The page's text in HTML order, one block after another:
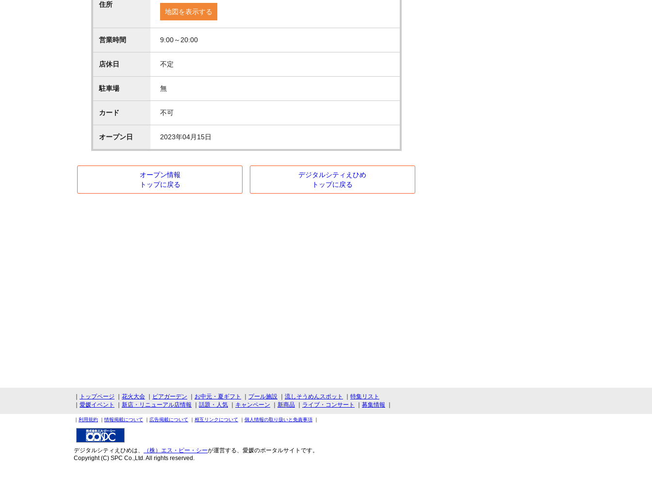
住所
地図を表示する
営業時間 9:00～20:00
店休日 不定
駐車場 無
カード 不可
オープン日 2023年04月15日
オープン情報
トップに戻る
デジタルシティえひめ
トップに戻る
トップページ 花火大会 ビアガーデン お中元・夏ギフト プール施設 流しそうめんスポット
特集リスト
愛媛イベント 新店・リニューアル店情報 話題・人気 キャンペーン 新商品 ライブ・コンサート 募集情報
｜ 利用規約 ｜ 情報掲載について ｜ 広告掲載について ｜ 相互リンクについて ｜ 個人情報の取り扱いと免責事項 ｜
デジタルシティえひめは、 （株）エス・ピー・シーが運営する、愛媛のポータルサイトです。
Copyright (C) SPC Co.,Ltd. All rights reserved.